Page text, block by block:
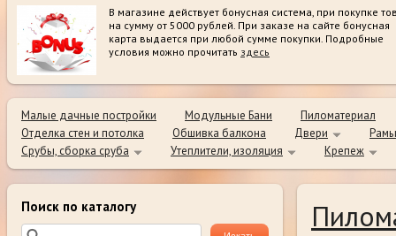
В магазине действует бонусная система, при покупке
на сумму от 5000 рублей. При заказе на сайте бонусная
карта выдается при любой сумме покупки. Подробные
условия можно прочитать здесь
Малые дачные постройки Модульные Бани
Пиломатериал
Отделка стен и потолка
Обшивка балкона Двери
Срубы, сборка сруба
Утеплители, изоляция Крепеж
Поиск по каталогу